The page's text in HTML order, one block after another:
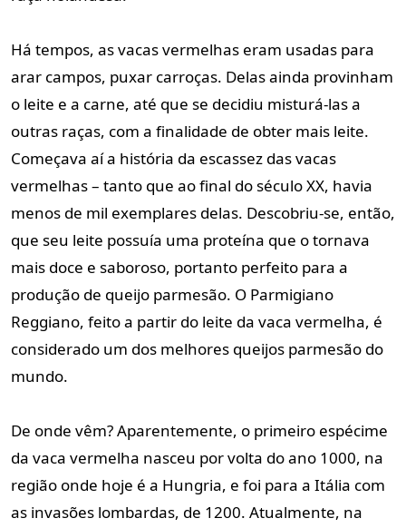
Há tempos, as vacas vermelhas eram usadas para
arar campos, puxar carroças. Delas ainda provinham
o leite e a carne, até que se decidiu misturá-las a
outras raças, com a finalidade de obter mais leite.
Começava aí a história da escassez das vacas
vermelhas – tanto que ao final do século XX, havia
menos de mil exemplares delas. Descobriu-se, então,
que seu leite possuía uma proteína que o tornava
mais doce e saboroso, portanto perfeito para a
produção de queijo parmesão. O Parmigiano
Reggiano, feito a partir do leite da vaca vermelha, é
considerado um dos melhores queijos parmesão do
mundo.
De onde vêm? Aparentemente, o primeiro espécime
da vaca vermelha nasceu por volta do ano 1000, na
região onde hoje é a Hungria, e foi para a Itália com
as invasões lombardas, de 1200. Atualmente, na